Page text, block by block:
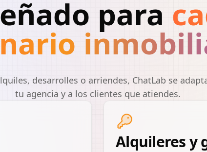
para
desarrolles o arriendes, ChatLab se
tu agencia y a los clientes que atiendes.
Alquileres y